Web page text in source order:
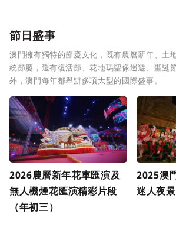
節日盛事
澳門擁有獨特的節慶文化，既有農曆新年、土
統節慶，還有復活節、花地瑪聖像巡遊、聖誕
外，澳門每年都舉辦多項大型的國際盛事。
2026農曆新年花車匯演及
無人機煙花匯演精彩片段
（年初三）
2025澳
迷人夜景